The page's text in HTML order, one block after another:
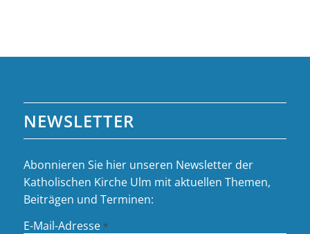
NEWSLETTER
Abonnieren Sie hier unseren Newsletter der
Katholischen Kirche Ulm mit aktuellen Themen,
Beiträgen und Terminen:
E-Mail-Adresse *